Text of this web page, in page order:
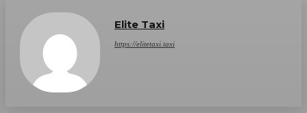
Elite Taxi
https://elitetaxi.taxi